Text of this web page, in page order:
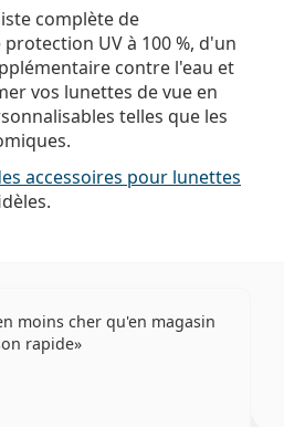
complète de
UV à 100 %, d'un
contre l'eau et
vos lunettes de vue en
telles que les
accessoires pour lunettes
moins cher qu'en magasin
rapide